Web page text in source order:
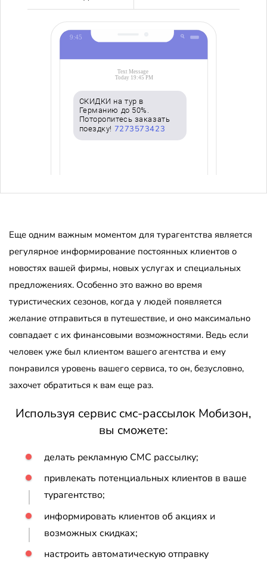
СКИДКИ на тур в
Германию до 50%.
Поторопитесь заказать
поездку! 7273573423
Еще одним важным моментом для турагентства является
регулярное информирование постоянных клиентов о
новостях вашей фирмы, новых услугах и специальных
предложениях. Особенно это важно во время
туристических сезонов, когда у людей появляется
желание отправиться в путешествие, и оно максимально
совпадает с их финансовыми возможностями. Ведь если
человек уже был клиентом вашего агентства и ему
понравился уровень вашего сервиса, то он, безусловно,
захочет обратиться к вам еще раз.
Используя сервис смс-рассылок Мобизон,
вы сможете:
делать рекламную СМС рассылку;
привлекать потенциальных клиентов в ваше
турагентство;
информировать клиентов об акциях и
возможных скидках;
настроить автоматическую отправку